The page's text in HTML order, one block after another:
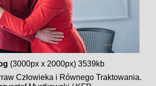
(3000px x 2000px) 3539kb
Człowieka i Równego Traktowania.